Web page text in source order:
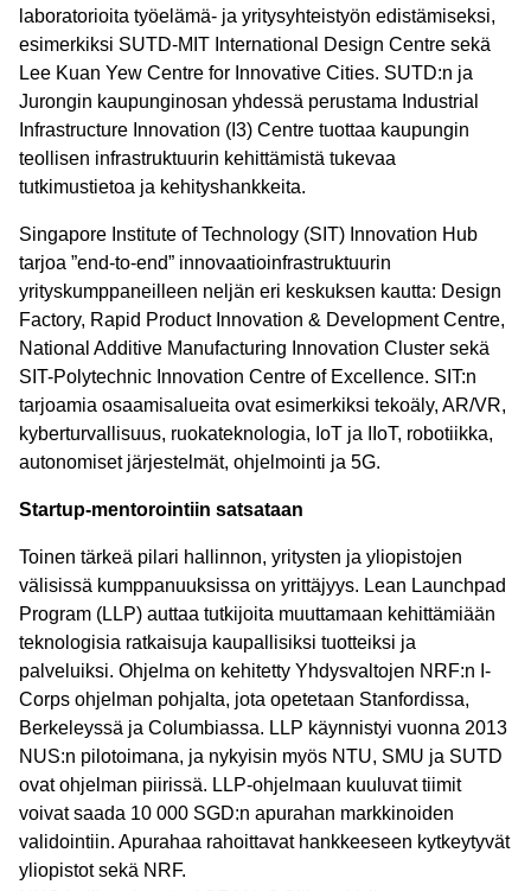
laboratorioita työelämä- ja yritysyhteistyön edistämiseksi,
esimerkiksi SUTD-MIT International Design Centre sekä
Lee Kuan Yew Centre for Innovative Cities. SUTD:n ja
Jurongin kaupunginosan yhdessä perustama Industrial
Infrastructure Innovation (I3) Centre tuottaa kaupungin
teollisen infrastruktuurin kehittämistä tukevaa
tutkimustietoa ja kehityshankkeita.
Singapore Institute of Technology (SIT) Innovation Hub
tarjoa ”end-to-end” innovaatioinfrastruktuurin
yrityskumppaneilleen neljän eri keskuksen kautta: Design
Factory, Rapid Product Innovation & Development Centre,
National Additive Manufacturing Innovation Cluster sekä
SIT-Polytechnic Innovation Centre of Excellence. SIT:n
tarjoamia osaamisalueita ovat esimerkiksi tekoäly, AR/VR,
kyberturvallisuus, ruokateknologia, IoT ja IIoT, robotiikka,
autonomiset järjestelmät, ohjelmointi ja 5G.
Startup-mentorointiin satsataan
Toinen tärkeä pilari hallinnon, yritysten ja yliopistojen
välisissä kumppanuuksissa on yrittäjyys. Lean Launchpad
Program (LLP) auttaa tutkijoita muuttamaan kehittämiään
teknologisia ratkaisuja kaupallisiksi tuotteiksi ja
palveluiksi. Ohjelma on kehitetty Yhdysvaltojen NRF:n I-
Corps ohjelman pohjalta, jota opetetaan Stanfordissa,
Berkeleyssä ja Columbiassa. LLP käynnistyi vuonna 2013
NUS:n pilotoimana, ja nykyisin myös NTU, SMU ja SUTD
ovat ohjelman piirissä. LLP-ohjelmaan kuuluvat tiimit
voivat saada 10 000 SGD:n apurahan markkinoiden
validointiin. Apurahaa rahoittavat hankkeeseen kytkeytyvät
yliopistot sekä NRF.